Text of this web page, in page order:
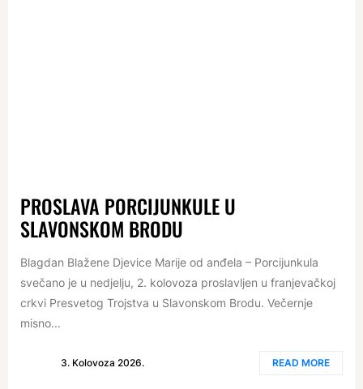
PROSLAVA PORCIJUNKULE U
SLAVONSKOM BRODU
Blagdan Blažene Djevice Marije od anđela – Porcijunkula
svečano je u nedjelju, 2. kolovoza proslavljen u franjevačkoj
crkvi Presvetog Trojstva u Slavonskom Brodu. Večernje
misno...
3. Kolovoza 2026. READ MORE